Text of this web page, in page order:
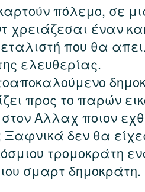
πόλεμο, σε
χρειάζεσαι έναν
που θα
ελευθερίας.
προς το παρών
στον Αλλαχ ποιον
Ξαφνικά δεν θα
τρομοκράτη
σμαρτ δημοκράτη.